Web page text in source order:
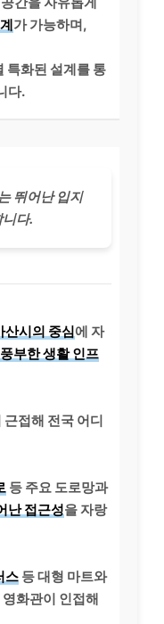
가 가능하며,
특화된 설계를 통
다.
뛰어난 입지
다.
산시의 중심에 자
풍부한 생활 인프
근접해 전국 어디
등 주요 도로망과
난 접근성을 자랑
스 등 대형 마트와
화관이 인접해